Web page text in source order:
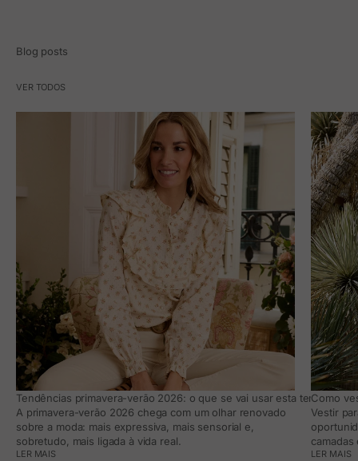
Blog posts
VER TODOS
Tendências primavera-verão 2026: o que se vai usar esta temporada
A primavera-verão 2026 chega com um olhar renovado
sobre a moda: mais expressiva, mais sensorial e,
sobretudo, mais ligada à vida real.
LER MAIS
Como
Vestir
LER MAIS